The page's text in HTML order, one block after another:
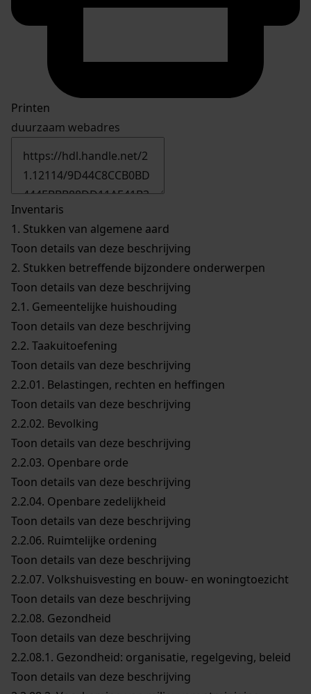
Printen
duurzaam webadres
Inventaris
1. Stukken van algemene aard
Toon details van deze beschrijving
2. Stukken betreffende bijzondere onderwerpen
Toon details van deze beschrijving
2.1. Gemeentelijke huishouding
Toon details van deze beschrijving
2.2. Taakuitoefening
Toon details van deze beschrijving
2.2.01. Belastingen, rechten en heffingen
Toon details van deze beschrijving
2.2.02. Bevolking
Toon details van deze beschrijving
2.2.03. Openbare orde
Toon details van deze beschrijving
2.2.04. Openbare zedelijkheid
Toon details van deze beschrijving
2.2.06. Ruimtelijke ordening
Toon details van deze beschrijving
2.2.07. Volkshuisvesting en bouw- en woningtoezicht
Toon details van deze beschrijving
2.2.08. Gezondheid
Toon details van deze beschrijving
2.2.08.1. Gezondheid: organisatie, regelgeving, beleid
Toon details van deze beschrijving